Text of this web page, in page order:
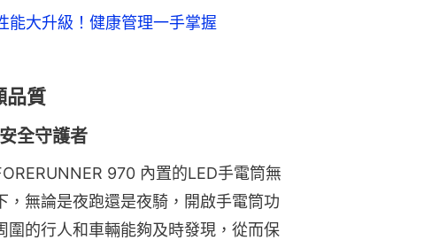
能大升級！健康管理一手掌握
品質
全守護者
970 內置的LED手電筒無
無論是夜跑還是夜騎，開啟手電筒功
圍的行人和車輛能夠及時發現，從而保